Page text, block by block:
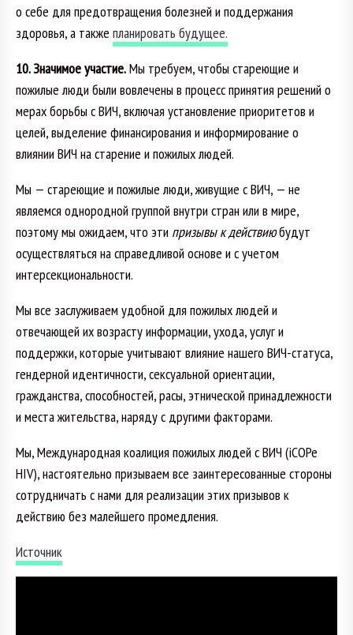
о себе для предотвращения болезней и поддержания
здоровья, а также планировать будущее.
10. Значимое участие.Мы требуем, чтобы стареющие и
пожилые люди были вовлечены в процесс принятия решений о
мерах борьбы с ВИЧ, включая установление приоритетов и
целей, выделение финансирования и информирование о
влиянии ВИЧ на старение и пожилых людей.
Мы — стареющие и пожилые люди, живущие с ВИЧ, — не
являемся однородной группой внутри стран или в мире,
поэтому мы ожидаем, что эти призывы к действиюбудут
осуществляться на справедливой основе и с учетом
интерсекциональности.
Мы все заслуживаем удобной для пожилых людей и
отвечающей их возрасту информации, ухода, услуг и
поддержки, которые учитывают влияние нашего ВИЧ-статуса,
гендерной идентичности, сексуальной ориентации,
гражданства, способностей, расы, этнической принадлежности
и места жительства, наряду с другими факторами.
Мы, Международная коалиция пожилых людей с ВИЧ (iCOPe
HIV), настоятельно призываем все заинтересованные стороны
сотрудничать с нами для реализации этих призывов к
действию без малейшего промедления.
Источник